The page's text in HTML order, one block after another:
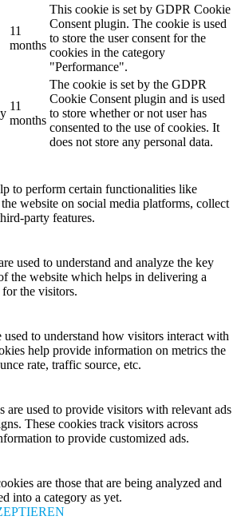
11
months
This cookie is set by GDPR Cookie
Consent plugin. The cookie is used
to store the user consent for the
cookies in the category
"Performance".
11
months
The cookie is set by the GDPR
Cookie Consent plugin and is used
to store whether or not user has
consented to the use of cookies. It
does not store any personal data.
to perform certain functionalities like
website on social media platforms, collect
party features.
used to understand and analyze the key
the website which helps in delivering a
for the visitors.
to understand how visitors interact with
help provide information on metrics the
rate, traffic source, etc.
are used to provide visitors with relevant ads
These cookies track visitors across
to provide customized ads.
are those that are being analyzed and
into a category as yet.